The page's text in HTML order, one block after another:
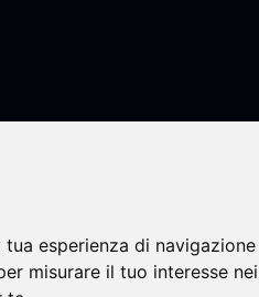
esperienza di
misurare il tuo interesse